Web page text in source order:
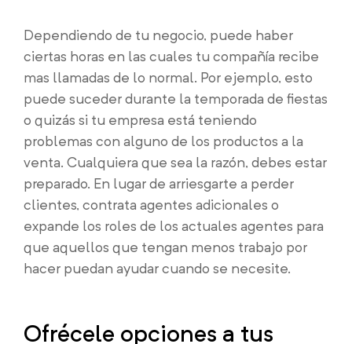
Dependiendo de tu negocio, puede haber
ciertas horas en las cuales tu compañía recibe
mas llamadas de lo normal. Por ejemplo, esto
puede suceder durante la temporada de fiestas
o quizás si tu empresa está teniendo
problemas con alguno de los productos a la
venta. Cualquiera que sea la razón, debes estar
preparado. En lugar de arriesgarte a perder
clientes, contrata agentes adicionales o
expande los roles de los actuales agentes para
que aquellos que tengan menos trabajo por
hacer puedan ayudar cuando se necesite.
Ofrécele opciones a tus